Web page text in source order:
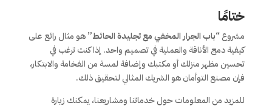
ختامًا
مشروع“باب الجرار المخفي مع تجليدة الحائط”هو مثال رائع على
كيفية دمج الأناقة والعملية في تصميم واحد. إذا كنت ترغب في
تحسين مظهر منزلك أو مكتبك وإضافة لمسة من الفخامة والابتكار،
فإن مصنع التوأمان هو الشريك المثالي لتحقيق ذلك.
للمزيد من المعلومات حول خدماتنا ومشاريعنا، يمكنك زيارة